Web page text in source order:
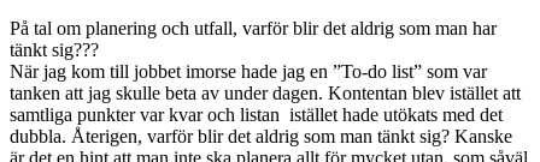
På tal om planering och utfall, varför blir det aldrig som man har
tänkt sig???
När jag kom till jobbet imorse hade jag en ”To-do list” som var
tanken att jag skulle beta av under dagen. Kontentan blev istället att
samtliga punkter var kvar och listan istället hade utökats med det
dubbla. Återigen, varför blir det aldrig som man tänkt sig? Kanske